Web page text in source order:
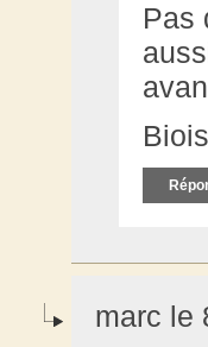
Pas
marc le